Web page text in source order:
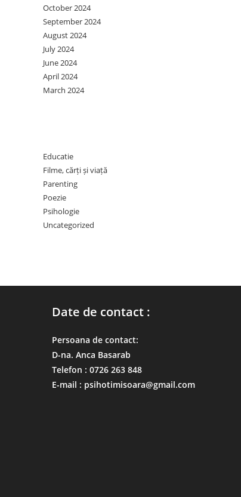
October 2024
September 2024
August 2024
July 2024
June 2024
April 2024
March 2024
Educatie
Filme, cărți și viață
Parenting
Poezie
Psihologie
Uncategorized
Date de contact :
Persoana de contact:
D-na. Anca Basarab
Telefon : 0726 263 848
E-mail : psihotimisoara@gmail.com